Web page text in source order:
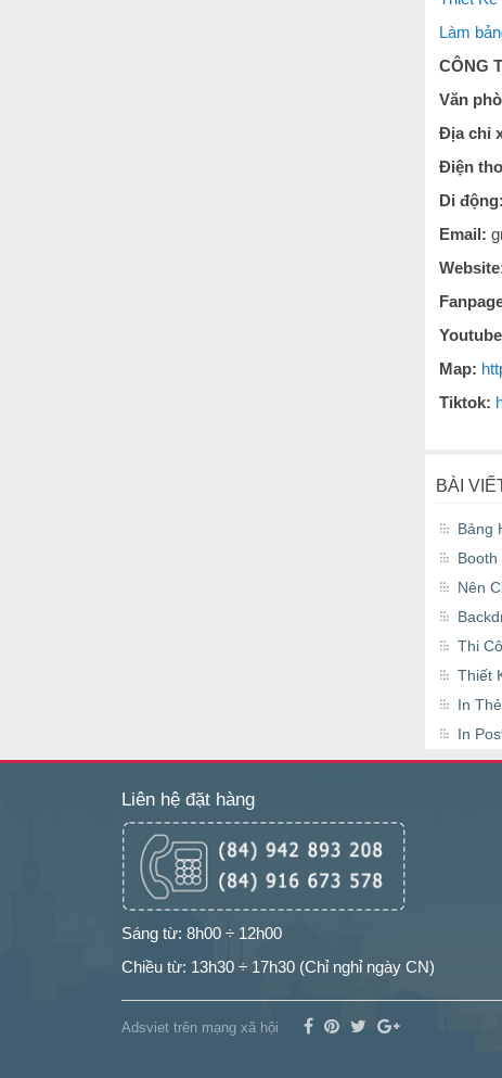
Làm
CÔNG
Văn
Địa chỉ
Điện
Di động:
Email:
Map:
Tiktok:
BÀI
Bảng
Nên
Thi
Thiết
In
In
Liên hệ đặt hàng
Sáng từ: 8h00 ÷ 12h00
Chiều từ: 13h30 ÷ 17h30 (Chỉ nghỉ ngày CN)
Adsviet trên mạng xã hội